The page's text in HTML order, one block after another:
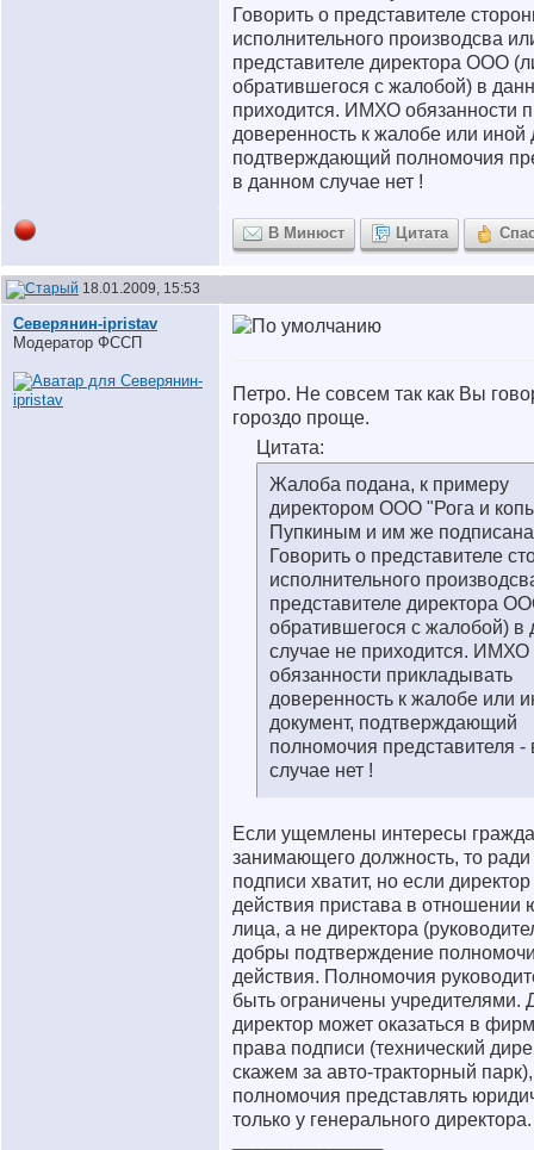
Говорить о представителе
исполнительного производсва
представителе директора ООО
обратившегося с жалобой) в
приходится. ИМХО обязанности
доверенность к жалобе или иной
подтверждающий полномочия
в данном случае нет !
В Минюст Цитата
18.01.2009, 15:53
Северянин-ipristav
Модератор ФССП
Петро. Не совсем так как Вы
гороздо проще.
Цитата:
Жалоба подана, к примеру
директором ООО "Рога и
Пупкиным и им же
Говорить о представителе
исполнительного
представителе директора
обратившегося с жалобой) в
случае не приходится. ИМХО
обязанности прикладывать
доверенность к жалобе или
документ, подтверждающий
полномочия представителя -
случае нет !
Если ущемлены интересы
занимающего должность, то ради
подписи хватит, но если
действия пристава в отношении
лица, а не директора
добры подтверждение
действия. Полномочия
быть ограничены учредителями.
директор может оказаться в
права подписи (технический
скажем за авто-тракторный
полномочия представлять
только у генерального директора.